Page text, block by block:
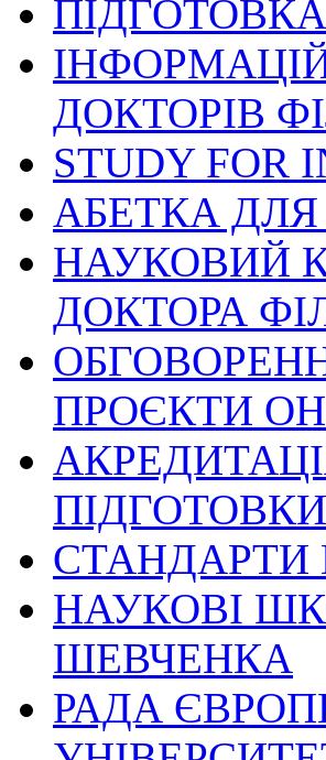
ДОКТОРІВ
STUDY FOR
АБЕТКА ДЛЯ
НАУКОВИЙ
ДОКТОРА
ПРОЄКТИ
СТАНДАРТИ
НАУКОВІ
ШЕВЧЕНКА
РАДА